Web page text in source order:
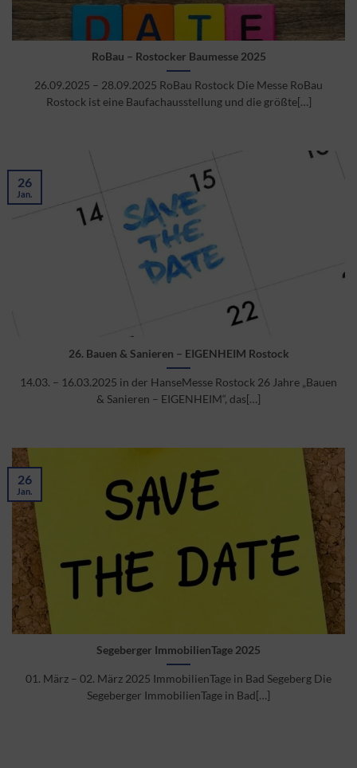
RoBau – Rostocker Baumesse 2025
26.09.2025 – 28.09.2025 RoBau Rostock Die Messe RoBau
Rostock ist eine Baufachausstellung und die größte[…]
26. Bauen & Sanieren – EIGENHEIM Rostock
14.03. – 16.03.2025 in der HanseMesse Rostock 26 Jahre „Bauen
& Sanieren – EIGENHEIM“, das[…]
26
Jan.
Segeberger ImmobilienTage 2025
01. März – 02. März 2025 ImmobilienTage in Bad Segeberg Die
Segeberger ImmobilienTage in Bad[…]
26
Jan.